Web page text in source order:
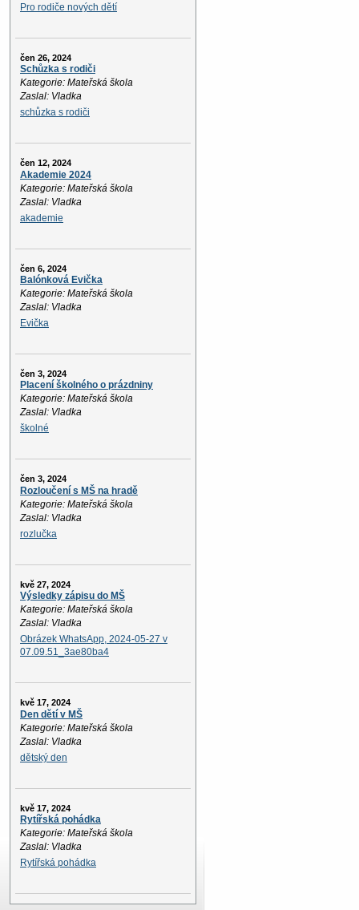
Pro rodiče nových dětí
čen 26, 2024
Schůzka s rodiči
Kategorie: Mateřská škola
Zaslal: Vladka
schůzka s rodiči
čen 12, 2024
Akademie 2024
Kategorie: Mateřská škola
Zaslal: Vladka
akademie
čen 6, 2024
Balónková Evička
Kategorie: Mateřská škola
Zaslal: Vladka
Evička
čen 3, 2024
Placení školného o prázdniny
Kategorie: Mateřská škola
Zaslal: Vladka
školné
čen 3, 2024
Rozloučení s MŠ na hradě
Kategorie: Mateřská škola
Zaslal: Vladka
rozlučka
kvě 27, 2024
Výsledky zápisu do MŠ
Kategorie: Mateřská škola
Zaslal: Vladka
Obrázek WhatsApp, 2024-05-27 v
07.09.51_3ae80ba4
kvě 17, 2024
Den dětí v MŠ
Kategorie: Mateřská škola
Zaslal: Vladka
dětský den
kvě 17, 2024
Rytířská pohádka
Kategorie: Mateřská škola
Zaslal: Vladka
Rytířská pohádka